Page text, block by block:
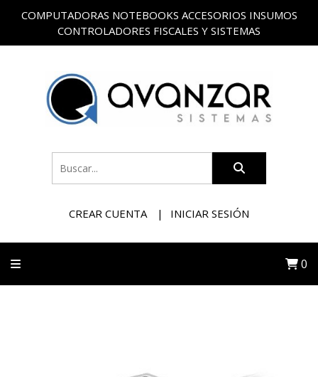
COMPUTADORAS NOTEBOOKS ACCESORIOS INSUMOS
CONTROLADORES FISCALES Y SISTEMAS
CREAR CUENTA INICIAR SESIÓN
0